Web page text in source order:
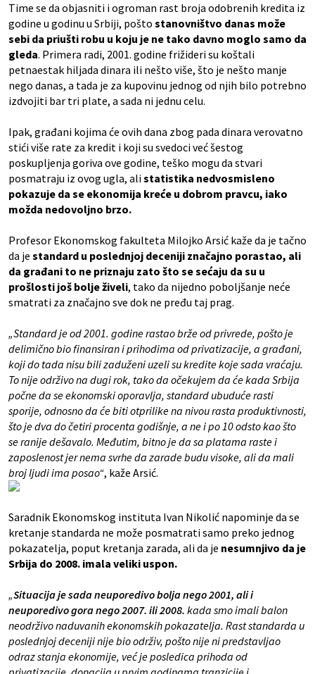
Time se da objasniti i ogroman rast broja odobrenih kredita iz
godine u godinu u Srbiji, pošto stanovništvo danas može
sebi da priušti robu u koju je ne tako davno moglo samo da
gleda. Primera radi, 2001. godine frižideri su koštali
petnaestak hiljada dinara ili nešto više, što je nešto manje
nego danas, a tada je za kupovinu jednog od njih bilo potrebno
izdvojiti bar tri plate, a sada ni jednu celu.
Ipak, građani kojima će ovih dana zbog pada dinara verovatno
stići više rate za kredit i koji su svedoci već šestog
poskupljenja goriva ove godine, teško mogu da stvari
posmatraju iz ovog ugla, alistatistika nedvosmisleno
pokazuje da se ekonomija kreće u dobrom pravcu, iako
možda nedovoljno brzo.
Profesor Ekonomskog fakulteta Milojko Arsić kaže da je tačno
da je standard u poslednjoj deceniji značajno porastao, ali
da građani to ne priznaju zato što se sećaju da su u
prošlosti još bolje živeli, tako da nijedno poboljšanje neće
smatrati za značajno sve dok ne pređu taj prag.
„Standard je od 2001. godine rastao brže od privrede, pošto je
delimično bio finansiran i prihodima od privatizacije, a građani,
koji do tada nisu bili zaduženi uzeli su kredite koje sada vraćaju.
To nije održivo na dugi rok, tako da očekujem da će kada Srbija
počne da se ekonomski oporavlja, standard ubuduće rasti
sporije, odnosno da će biti otprilike na nivou rasta produktivnosti,
što je dva do četiri procenta godišnje, a ne i po 10 odsto kao što
se ranije dešavalo. Međutim, bitno je da sa platama raste i
zaposlenost jer nema svrhe da zarade budu visoke, ali da mali
broj ljudi ima posao“, kaže Arsić.
Saradnik Ekonomskog instituta Ivan Nikolić napominje da se
kretanje standarda ne može posmatrati samo preko jednog
pokazatelja, poput kretanja zarada, ali da je nesumnjivo da je
Srbija do 2008. imala veliki uspon.
„Situacija je sada neuporedivo bolja nego 2001, ali i
neuporedivo gora nego 2007. ili 2008. kada smo imali balon
neodrživo naduvanih ekonomskih pokazatelja. Rast standarda u
poslednjoj deceniji nije bio održiv, pošto nije ni predstavljao
odraz stanja ekonomije, već je posledica prihoda od